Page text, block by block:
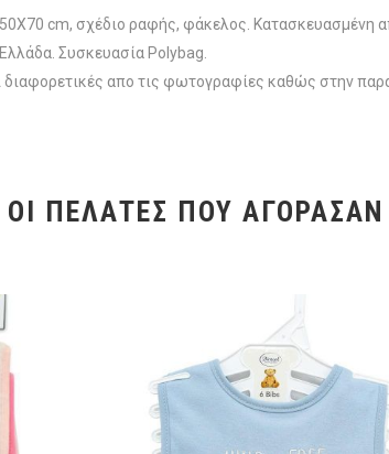
cm, σχέδιο ραφής, φάκελος.
Συσκευασία Polybag.
διαφορετικές απο τις φωτογραφίες καθώς στην
ΟΙ ΠΕΛΆΤΕΣ ΠΟΥ